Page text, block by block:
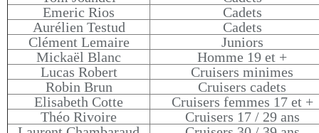
Emeric Rios
Cadets
Aurélien Testud
Cadets
Clément Lemaire
Juniors
Mickaël Blanc
Homme 19 et +
Lucas Robert
Cruisers minimes
Robin Brun
Cruisers cadets
Elisabeth Cotte
Cruisers femmes 17 et +
Théo Rivoire
Cruisers 17 / 29 ans